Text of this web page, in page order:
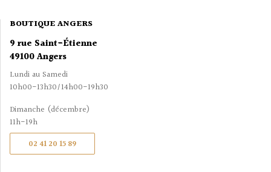
BOUTIQUE ANGERS
9 rue Saint-Étienne
49100 Angers
Lundi au Samedi
10h00-13h30/14h00-19h30
Dimanche (décembre)
11h-19h
02 41 20 15 89